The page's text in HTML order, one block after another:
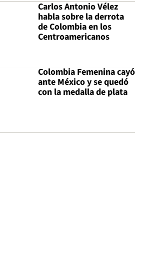
Carlos Antonio Vélez
habla sobre la derrota
de Colombia en los
Centroamericanos
Colombia Femenina cayó
ante México y se quedó
con la medalla de plata